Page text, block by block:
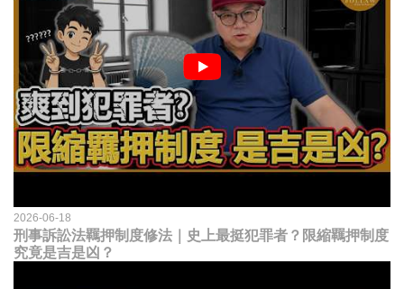
2026-06-18
刑事訴訟法羈押制度修法｜史上最挺犯罪者？限縮羈押制度
究竟是吉是凶？